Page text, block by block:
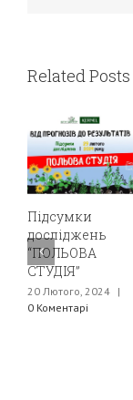
Related Posts
Підсумки
досліджень
“ПОЛЬОВА
СТУДІЯ”
20 Лютого, 2024 |
0 Коментарі